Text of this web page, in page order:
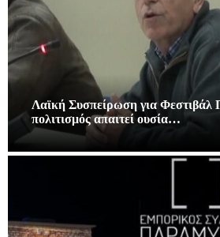
Λαϊκή Συσπείρωση για Φεστιβάλ
πολιτισμός απαιτεί ουσία…